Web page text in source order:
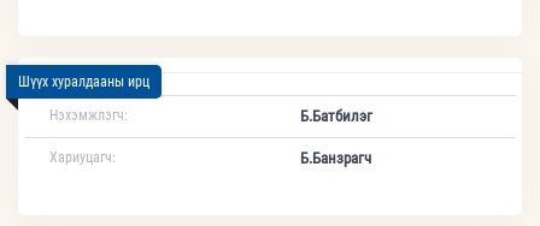
Шүүх хуралдааны ирц
Нэхэмжлэгч:
Б.Батбилэг
Хариуцагч: Б.Банзрагч